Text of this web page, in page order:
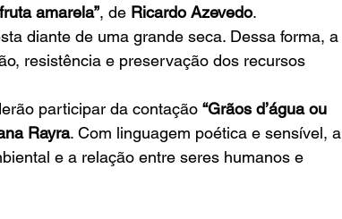
amarela”, de Ricardo Azevedo.
diante de uma grande seca. Dessa forma, a
resistência e preservação dos recursos
participar da contação “Grãos d’água ou
Rayra. Com linguagem poética e sensível, a
e a relação entre seres humanos e